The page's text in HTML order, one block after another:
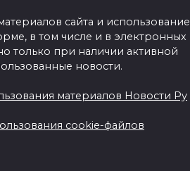
сайта и использование
в том числе и в электронных
только при наличии активной
новости.
материалов Новости Ру
cookie-файлов